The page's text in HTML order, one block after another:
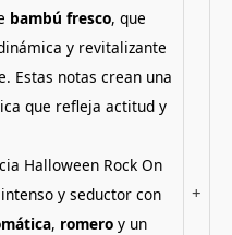
+
bambú fresco, que
y revitalizante
Estas notas crean una
que refleja actitud y
Halloween Rock On
y seductor con
, romeroy un